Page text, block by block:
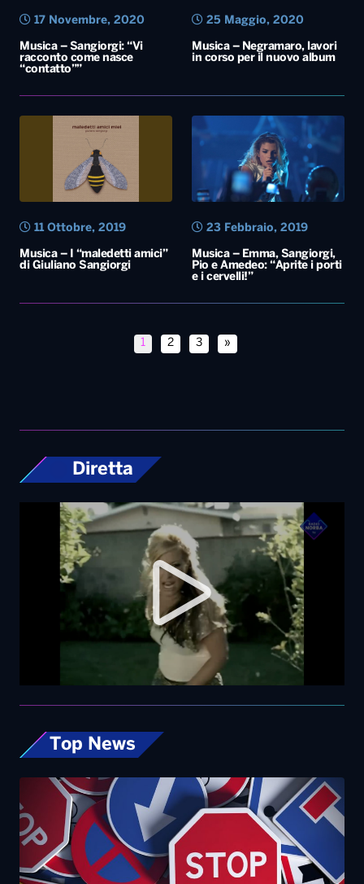
Musica – Sangiorgi: “Vi
racconto come nasce
“contatto””
17 Novembre, 2020
Musica – Negramaro, lavori
in corso per il nuovo album
25 Maggio, 2020
Musica – I “maledetti amici”
di Giuliano Sangiorgi
11 Ottobre, 2019
Musica – Emma, Sangiorgi,
Pio e Amedeo: “Aprite i porti
e i cervelli!”
23 Febbraio, 2019
1 2 3 »
Diretta
Top News